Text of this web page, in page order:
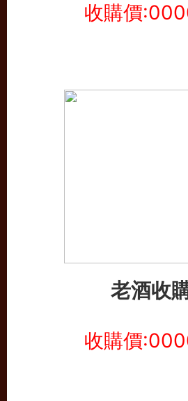
收購價
老酒收
收購價